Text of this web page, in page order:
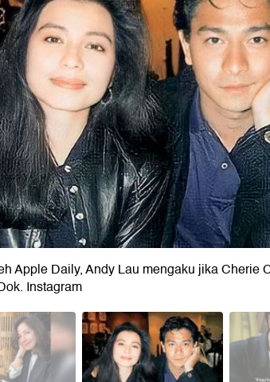
Apple Daily, Andy Lau mengaku jika Cherie
Instagram